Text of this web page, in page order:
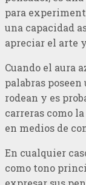
para
una capacidad
apreciar el arte
Cuando el aura
palabras
rodean y es
carreras como
en medios de
En cualquier
como tono